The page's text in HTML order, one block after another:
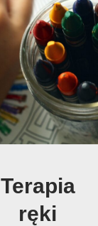
Terapia
ręki